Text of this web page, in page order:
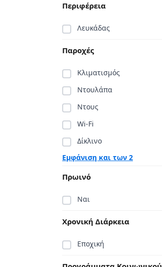
Περιφέρεια
Λευκάδας
Παροχές
Κλιματισμός
Ντουλάπα
Ντους
Wi-Fi
Δίκλινο
Εμφάνιση και των 2
Πρωινό
Ναι
Χρονική Διάρκεια
Εποχική